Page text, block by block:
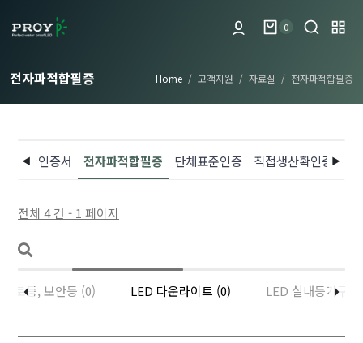
0
전자파적합필증 Home 고객지원 자료실 전자파적합필증
고효율인증서 전자파적합필증 단체표준인증 직접생산확인증명서
전체 4 건 - 1 페이지
로등, 보안등 (0) LED 다운라이트 (0) LED 실내등기구